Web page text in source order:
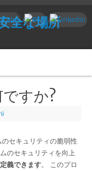
全な場所
すか?
セキュリティの脆弱性
のセキュリティを向上
義できます。 このプロ